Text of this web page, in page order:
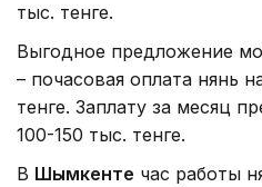
тыс. тенге.
Выгодное предложение
– почасовая оплата нянь
тенге. Заплату за месяц
100-150 тыс. тенге.
В Шымкенте час работы